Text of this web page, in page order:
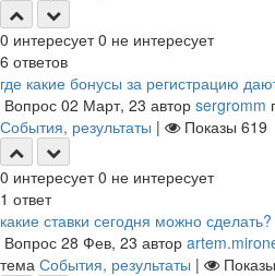
0 интересует 0 не интересует
6 ответов
где какие бонусы за регистрацию
Вопрос 02 Март, 23 автор sergromm
События, результаты | Показы 619
0 интересует 0 не интересует
1 ответ
какие ставки сегодня можно сделать?
Вопрос 28 Фев, 23 автор
тема События, результаты | Показы